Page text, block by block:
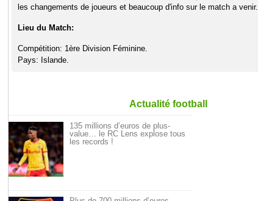
les changements de joueurs et beaucoup d'info sur le match a venir.
Lieu du Match:
Compétition: 1ère Division Féminine.
Pays: Islande.
Actualité football
135 millions d’euros de plus-
value… le RC Lens explose tous
les records !